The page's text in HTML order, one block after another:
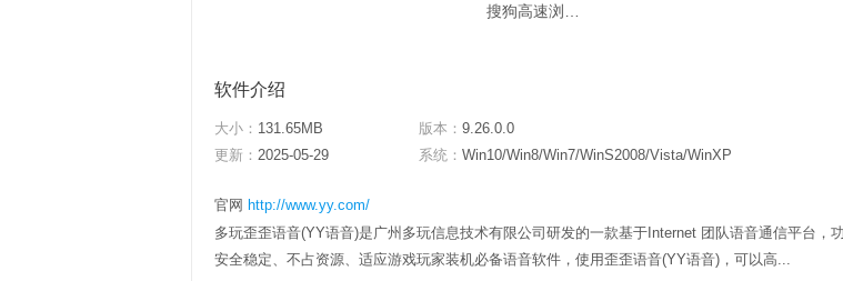
软件介绍
大小： 131.65MB 版本： 9.26.0.0
更新： 2025-05-29 系统： Win10/Win8/Win7/WinS2008/Vista/WinXP
官网 http://www.yy.com/
多玩歪歪语音(YY语音)是广州多玩信息技术有限公司研发的一款基于Internet 团队语音通信平台，
安全稳定、不占资源、适应游戏玩家装机必备语音软件，使用歪歪语音(YY语音)，可以高...